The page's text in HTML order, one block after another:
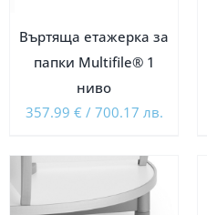
Въртяща етажерка за
папки Multifile® 1
ниво
357.99 € / 700.17 лв.